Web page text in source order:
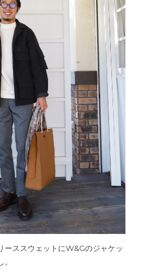
ーススウェットにW&Gのジャケッ